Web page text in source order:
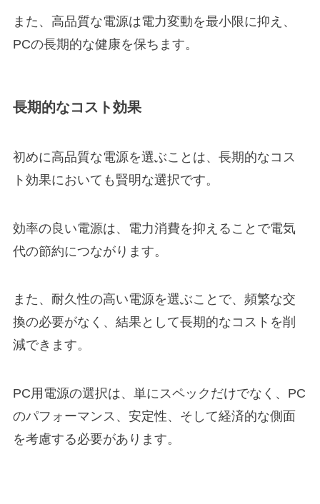
また、高品質な電源は電力変動を最小限に抑え、
PCの長期的な健康を保ちます。
長期的なコスト効果
初めに高品質な電源を選ぶことは、長期的なコス
ト効果においても賢明な選択です。
効率の良い電源は、電力消費を抑えることで電気
代の節約につながります。
また、耐久性の高い電源を選ぶことで、頻繁な交
換の必要がなく、結果として長期的なコストを削
減できます。
PC用電源の選択は、単にスペックだけでなく、PC
のパフォーマンス、安定性、そして経済的な側面
を考慮する必要があります。